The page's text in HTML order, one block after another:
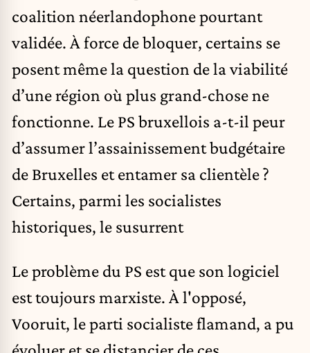
coalition néerlandophone pourtant
validée. À force de bloquer, certains se
posent même la question de la viabilité
d’une région où plus grand-chose ne
fonctionne. Le PS bruxellois a-t-il peur
d’assumer l’assainissement budgétaire
de Bruxelles et entamer sa clientèle ?
Certains, parmi les socialistes
historiques, le susurrent
Le problème du PS est que son logiciel
est toujours marxiste. À l'opposé,
Vooruit, le parti socialiste flamand, a pu